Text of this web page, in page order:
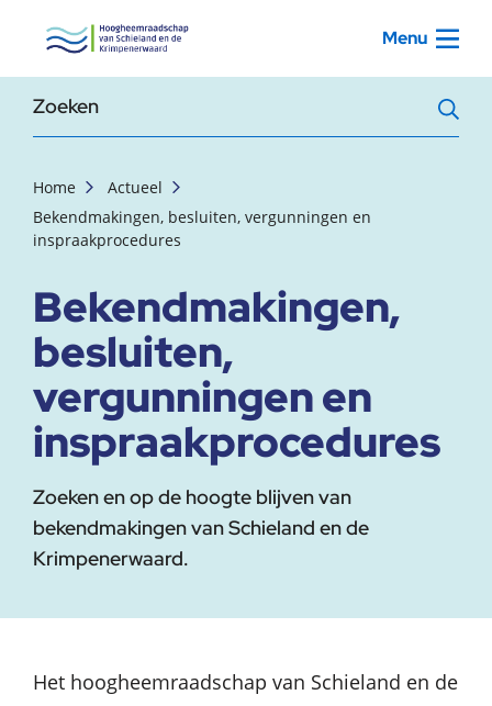
, startpagina Menu
Zoekterm
Home
Actueel
Bekendmakingen, besluiten, vergunningen en
inspraakprocedures
Bekendmakingen,
besluiten,
vergunningen en
inspraakprocedures
Zoeken en op de hoogte blijven van
bekendmakingen van Schieland en de
Krimpenerwaard.
Het hoogheemraadschap van Schieland en de